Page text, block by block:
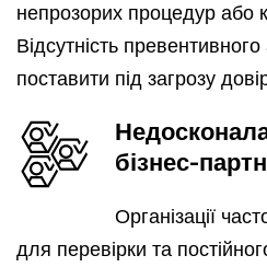
непрозорих процедур або
Відсутність
поставити під загрозу
бізнес-
Організації
для перевірки та